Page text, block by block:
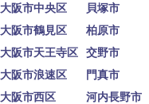
大阪市中央区 貝塚市
大阪市鶴見区 柏原市
大阪市天王寺区 交野市
大阪市浪速区 門真市
大阪市西区 河内長野市